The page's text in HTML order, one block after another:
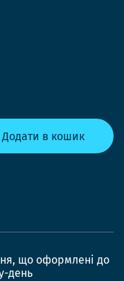
Додати в кошик
що оформлені до
день